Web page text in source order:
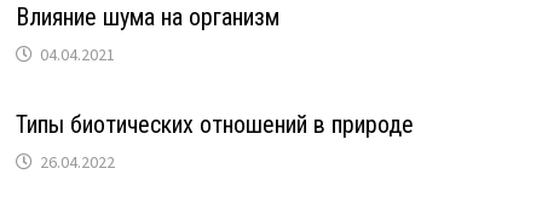
Влияние шума на организм
04.04.2021
Типы биотических отношений в природе
26.04.2022